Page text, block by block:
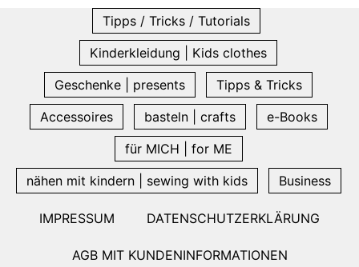
Tipps / Tricks / Tutorials
Kinderkleidung | Kids clothes
Geschenke | presents
Tipps & Tricks
Accessoires
basteln | crafts
e-Books
für MICH | for ME
nähen mit kindern | sewing with kids
Business
IMPRESSUM DATENSCHUTZERKLÄRUNG
AGB MIT KUNDENINFORMATIONEN